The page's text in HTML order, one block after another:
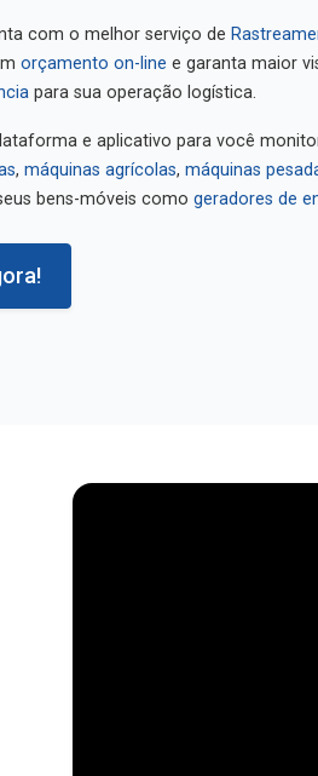
com o melhor serviço de
orçamento on-line
e garanta maior
para sua operação logística.
e aplicativo para você
máquinas agrícolas máquinas
bens-móveis como
geradores de